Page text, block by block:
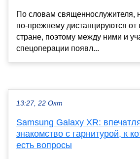
По словам священнослужителя,
по-прежнему дистанцируются от
стране, поэтому между ними и
спецоперации появл...
13:27, 22 Окт
Samsung Galaxy XR:
знакомство с гарнитурой, к
есть вопросы